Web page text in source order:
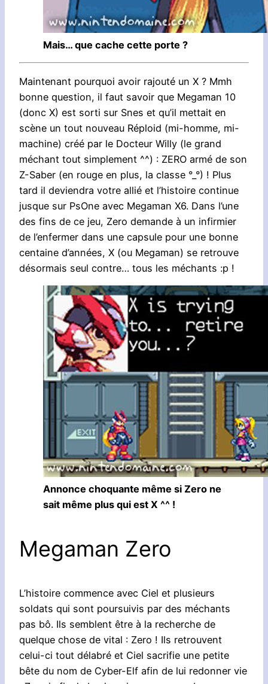
Mais… que cache cette porte ?
Maintenant pourquoi avoir rajouté un X ? Mmh
bonne question, il faut savoir que Megaman 10
(donc X) est sorti sur Snes et qu’il mettait en
scène un tout nouveau Réploid (mi-homme, mi-
machine) créé par le Docteur Willy (le grand
méchant tout simplement ^^) : ZERO armé de son
Z-Saber (en rouge en plus, la classe °_°) ! Plus
tard il deviendra votre allié et l’histoire continue
jusque sur PsOne avec Megaman X6. Dans l’une
des fins de ce jeu, Zero demande à un infirmier
de l’enfermer dans une capsule pour une bonne
centaine d’années, X (ou Megaman) se retrouve
désormais seul contre… tous les méchants :p !
Annonce choquante même si Zero ne
sait même plus qui est X ^^ !
Megaman Zero
L’histoire commence avec Ciel et plusieurs
soldats qui sont poursuivis par des méchants
pas bô. Ils semblent être à la recherche de
quelque chose de vital : Zero ! Ils retrouvent
celui-ci tout délabré et Ciel sacrifie une petite
bête du nom de Cyber-Elf afin de lui redonner vie